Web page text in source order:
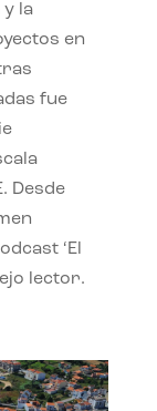
la
en
fue
Desde
‘El
lector.